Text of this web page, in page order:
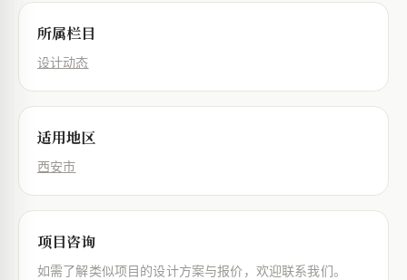
所属栏目
设计动态
适用地区
西安市
项目咨询
如需了解类似项目的设计方案与报价，欢迎联系我们。